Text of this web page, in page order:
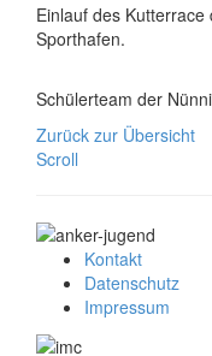
Einlauf des
Sporthafen.
Schülerteam der
Zurück zur Übersicht
Scroll
Kontakt
Datenschutz
Impressum